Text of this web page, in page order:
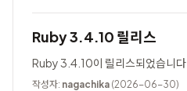
Ruby 3.4.10 릴리스
Ruby 3.4.10이 릴리스되었습니다.
작성자: nagachika (2026-06-30)